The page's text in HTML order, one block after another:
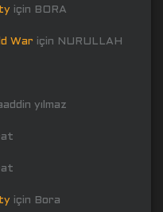
için BORA
War için NURULLAH
yılmaz
için Bora